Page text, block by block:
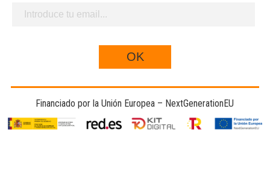
Financiado por la Unión Europea – NextGenerationEU